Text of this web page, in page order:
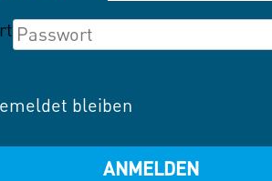
bleiben